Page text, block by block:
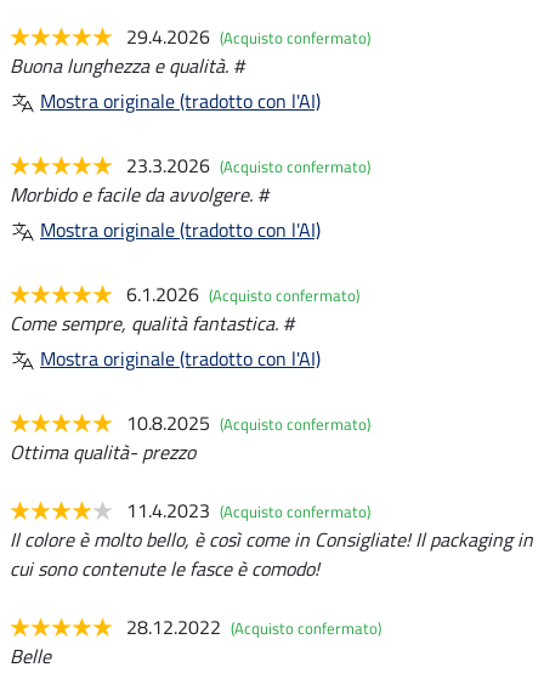
29.4.2026 (Acquisto confermato)
Buona lunghezza e qualità. #
Mostra originale (tradotto con l'AI)
23.3.2026 (Acquisto confermato)
Morbido e facile da avvolgere. #
Mostra originale (tradotto con l'AI)
6.1.2026 (Acquisto confermato)
Come sempre, qualità fantastica. #
Mostra originale (tradotto con l'AI)
10.8.2025 (Acquisto confermato)
Ottima qualità- prezzo
11.4.2023 (Acquisto confermato)
Il colore è molto bello, è così come in Consigliate! Il packaging in
cui sono contenute le fasce è comodo!
28.12.2022 (Acquisto confermato)
Belle